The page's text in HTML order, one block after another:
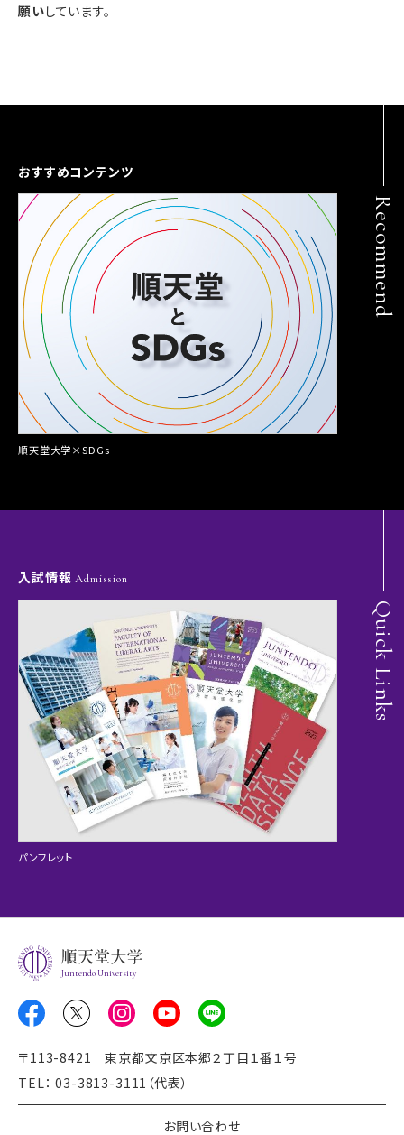
願いしています。
Recommend
おすすめコンテンツ
順天堂大学×SDGs
Quick Links
入試情報Admission
パンフレット
Juntendo University
〒113-8421 東京都文京区本郷２丁目１番１号
TEL： 03-3813-3111（代表）
お問い合わせ